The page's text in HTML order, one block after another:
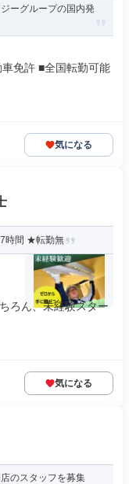
ーグループの国内発
免許 ■全国転勤可能
気になる
時間 ★転勤無
ろん、未経験スター
気になる
のスタッフを募集